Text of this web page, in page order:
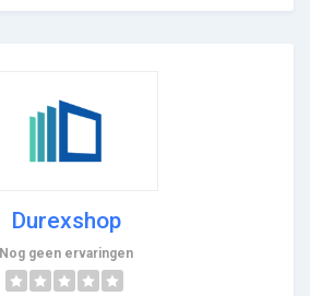
Durexshop
Nog geen ervaringen